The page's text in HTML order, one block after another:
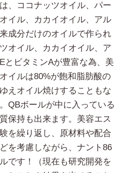
、ココナッツオイル、パー
イル、カカイオイル、アル
成分だけのオイルで作られ
オイル、カカイオイル、ア
とビタミンAが豊富な為、美
イルは80%が飽和脂肪酸の
えオイル焼けすることもな
QBボールが中に入っている
保持も出来ます。美容エス
を繰り返し、原材料や配合
を考慮しながら、ナント86
です！（現在も研究開発を